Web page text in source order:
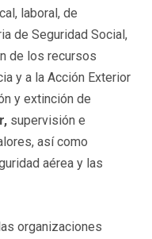
laboral, de
de Seguridad Social,
de los recursos
y a la Acción Exterior
y extinción de
supervisión e
así como
aérea y las
organizaciones